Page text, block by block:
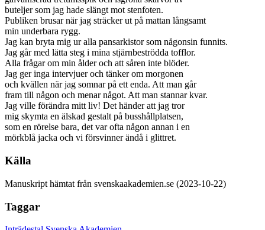
buteljer som jag hade slängt mot stenfoten.
Publiken brusar när jag sträcker ut på mattan långsamt
min underbara rygg.
Jag kan bryta mig ur alla pansarkistor som någonsin funnits.
Jag går med lätta steg i mina stjärnbeströdda tofflor.
Alla frågar om min ålder och att såren inte blöder.
Jag ger inga intervjuer och tänker om morgonen
och kvällen när jag somnar på ett enda. Att man går
fram till någon och menar något. Att man stannar kvar.
Jag ville förändra mitt liv! Det händer att jag tror
mig skymta en älskad gestalt på busshållplatsen,
som en rörelse bara, det var ofta någon annan i en
mörkblå jacka och vi försvinner ändå i glittret.
Källa
Manuskript hämtat från svenskaakademien.se (2023-10-22)
Taggar